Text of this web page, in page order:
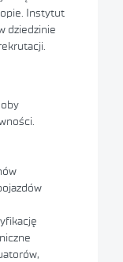
Instytut
dziedzinie